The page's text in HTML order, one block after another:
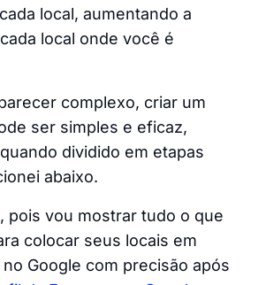
local, aumentando a
local onde você é
complexo, criar um
ser simples e eficaz,
dividido em etapas
abaixo.
pois vou mostrar tudo o que
colocar seus locais em
Google com precisão após